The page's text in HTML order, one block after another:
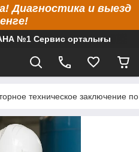
Диагностика и выезд
№1 Сервис орталығы
техническое заключение